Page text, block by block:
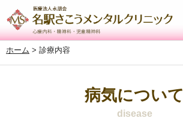
ホーム > 診療内容
病気について
disease